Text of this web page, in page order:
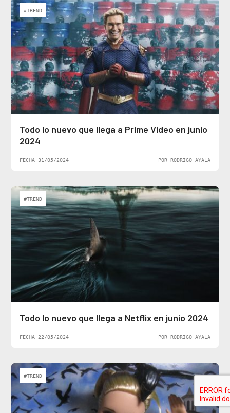
#TREND
Todo lo nuevo que llega a Prime Video en junio
2024
FECHA 31/05/2024 POR RODRIGO AYALA
#TREND
Todo lo nuevo que llega a Netflix en junio 2024
FECHA 22/05/2024 POR RODRIGO AYALA
#TREND